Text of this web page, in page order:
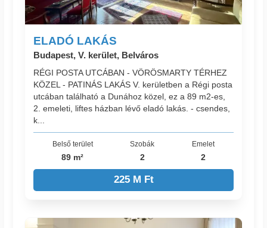
ELADÓ LAKÁS
Budapest, V. kerület, Belváros
RÉGI POSTA UTCÁBAN - VÖRÖSMARTY TÉRHEZ
KÖZEL - PATINÁS LAKÁS V. kerületben a Régi posta
utcában található a Dunához közel, ez a 89 m2-es,
2. emeleti, liftes házban lévő eladó lakás. - csendes,
k...
Belső terület
89 m²
Szobák
2
Emelet
2
225 M Ft